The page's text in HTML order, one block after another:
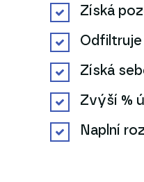
Získá
Získá
Zvýší %
Naplní